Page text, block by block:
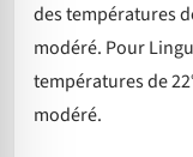
des températures
modéré. Pour
températures de
modéré.